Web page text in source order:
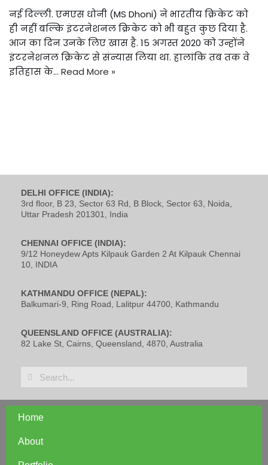
नई दिल्ली. एमएस धोनी (MS Dhoni) ने भारतीय क्रिकेट को
ही नहीं बल्कि इंटरनेशनल क्रिकेट को भी बहुत कुछ दिया है.
आज का दिन उनके लिए खास है. 15 अगस्त 2020 को उन्होंने
इंटरनेशनल क्रिकेट से संन्यास लिया था. हालांकि तब तक वे
इतिहास के… Read More »
DELHI OFFICE (INDIA):
3rd floor, B 23, Sector 63 Rd, B Block, Sector 63, Noida,
Uttar Pradesh 201301, India
CHENNAI OFFICE (INDIA):
9/12 Honeydew Apts Kilpauk Garden 2 At Kilpauk Chennai
10, INDIA
KATHMANDU OFFICE (NEPAL):
Balkumari-9, Ring Road, Lalitpur 44700, Kathmandu
QUEENSLAND OFFICE (AUSTRALIA):
82 Lake St, Cairns, Queensland, 4870, Australia
Home
About